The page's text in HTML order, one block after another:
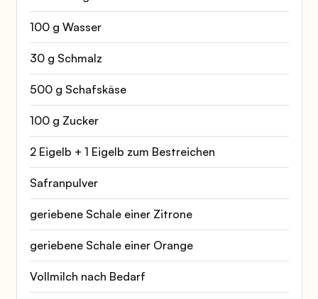
100 g Wasser
30 g Schmalz
500 g Schafskäse
100 g Zucker
2 Eigelb + 1 Eigelb zum Bestreichen
Safranpulver
geriebene Schale einer Zitrone
geriebene Schale einer Orange
Vollmilch nach Bedarf